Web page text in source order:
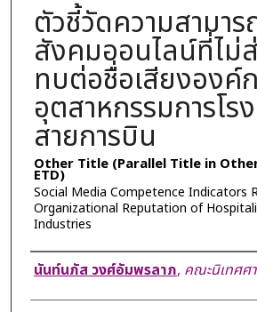
ตัวชี้วัดความสามาร
สังคมออนไลน์ที่ไม่
ทบต่อชื่อเสียงองค์
อุตสาหกรรมการโร
สายการบิน
Other Title (Parallel Title in
ETD)
Social Media Competence Indicators
Organizational Reputation of
Industries
Author
นันท์นภัส วงศ์อัมพรลาภ, คณะนิเทศศ